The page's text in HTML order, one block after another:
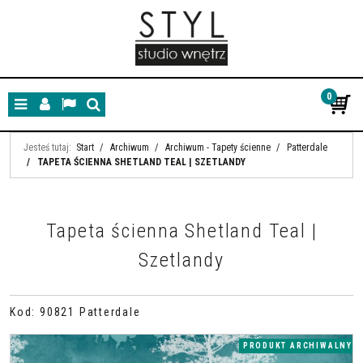
MenuPanelLangSzukaj
0
Jesteś tutaj: Start / Archiwum / Archiwum - Tapety ścienne /
Patterdale
/
TAPETA ŚCIENNA SHETLAND TEAL | SZETLANDY
Tapeta ścienna Shetland Teal |
Szetlandy
Kod : 90821 Patterdale
PRODUKT ARCHIWALNY